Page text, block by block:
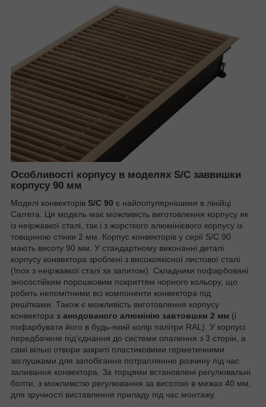
Особливості корпусу в моделях S/C заввишки
корпусу 90 мм
Моделі конвекторів S/C 90 є найпопулярнішими в лінійці
Carrera. Ця модель має можливість виготовлення корпусу як
із неіржавкої сталі, так і з жорсткого алюмінієвого корпусу із
товщиною стінки 2 мм. Корпус конвекторів у серії S/C 90
мають висоту 90 мм. У стандартному виконанні деталі
корпусу конвектора зроблені з високоякісної листової сталі
(Inox з неіржавкої сталі за запитом). Складники пофарбовані
зносостійким порошковим покриттям чорного кольору, що
робить непомітними всі компоненти конвектора під
решітками. Також є можливість виготовлення корпусу
конвектора з анодованого алюмінію завтовшки 2 мм (і
пофарбувати його в будь-який колір палітри RAL). У корпусі
передбачене під'єднання до системи опалення з 3 сторін, а
самі вільні отвори закриті пластиковими герметичними
заглушками для запобігання потраплянню розчину під час
заливання конвектора. За торцями встановлені регулювальні
болти, з можливістю регулювання за висотою в межах 40 мм,
для зручності виставлення приладу під час монтажу.